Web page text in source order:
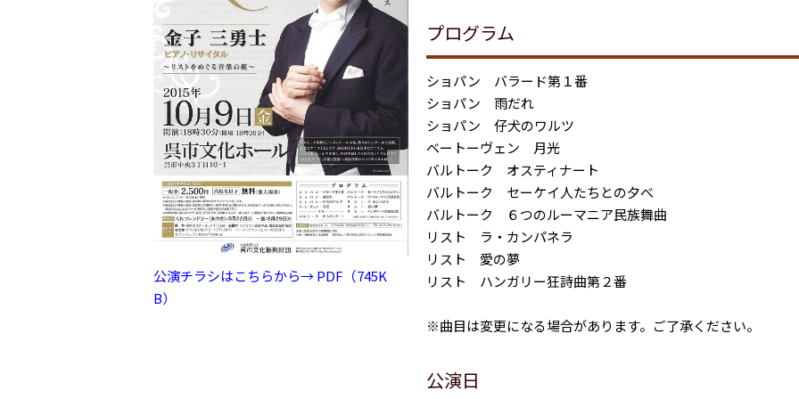
公演チラシはこちらから→ PDF（745K
B）
プログラム
ショパン バラード第１番
ショパン 雨だれ
ショパン 仔犬のワルツ
ベートーヴェン 月光
バルトーク オスティナート
バルトーク セーケイ人たちとの夕べ
バルトーク ６つのルーマニア民族舞曲
リスト ラ・カンパネラ
リスト 愛の夢
リスト ハンガリー狂詩曲第２番
※曲目は変更になる場合があります。ご了承ください。
公演日